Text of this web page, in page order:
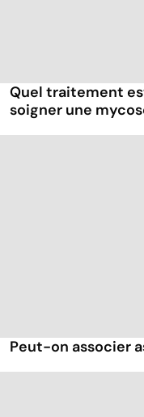
Quel traitement
soigner une
Peut-on associer